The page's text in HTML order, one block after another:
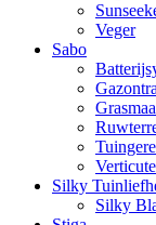
Veger
Sabo
Silky
Silky